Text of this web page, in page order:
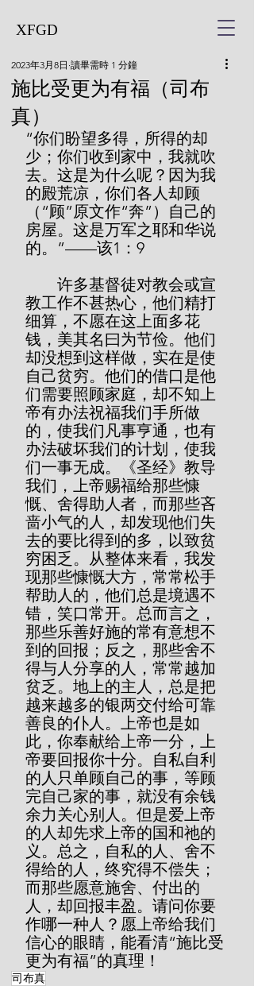
XFGD
施比受更为有福（司布
真）
2023年3月8日 讀畢需時 1 分鐘
“你们盼望多得，所得的却
少；你们收到家中，我就吹
去。这是为什么呢？因为我
的殿荒凉，你们各人却顾
（“顾”原文作“奔”）自己的
房屋。这是万军之耶和华说
的。”——该1：9
教工作不甚热心，他们精打
细算，不愿在这上面多花
钱，美其名曰为节俭。他们
却没想到这样做，实在是使
自己贫穷。他们的借口是他
们需要照顾家庭，却不知上
帝有办法祝福我们手所做
的，使我们凡事亨通，也有
办法破坏我们的计划，使我
们一事无成。《圣经》教导
我们，上帝赐福给那些慷
慨、舍得助人者，而那些吝
啬小气的人，却发现他们失
去的要比得到的多，以致贫
穷困乏。从整体来看，我发
现那些慷慨大方，常常松手
帮助人的，他们总是境遇不
错，笑口常开。总而言之，
那些乐善好施的常有意想不
到的回报；反之，那些舍不
得与人分享的人，常常越加
贫乏。地上的主人，总是把
越来越多的银两交付给可靠
善良的仆人。上帝也是如
此，你奉献给上帝一分，上
帝要回报你十分。自私自利
的人只单顾自己的事，等顾
完自己家的事，就没有余钱
余力关心别人。但是爱上帝
的人却先求上帝的国和祂的
义。总之，自私的人、舍不
得给的人，终究得不偿失；
而那些愿意施舍、付出的
人，却回报丰盈。请问你要
作哪一种人？愿上帝给我们
信心的眼睛，能看清“施比受
更为有福”的真理！
司布真